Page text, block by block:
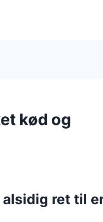
kød og
ret til